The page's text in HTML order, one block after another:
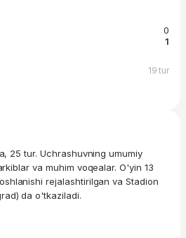
0
1
19 tur
25 tur. Uchrashuvning umumiy
va muhim voqealar. O'yin 13
rejalashtirilgan va Stadion
da o'tkaziladi.